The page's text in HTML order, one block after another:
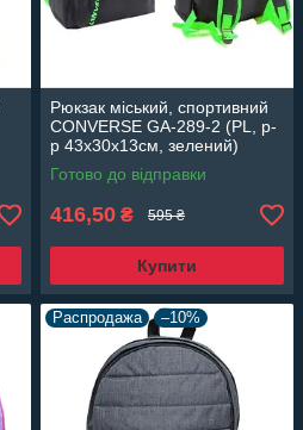
Рюкзак міський, спортивний
CONVERSE GA-289-2 (PL, р-
р 43х30х13см, зелений)
Готово до відправки
416,50 ₴ 595 ₴
Купити
Распродажа –10%